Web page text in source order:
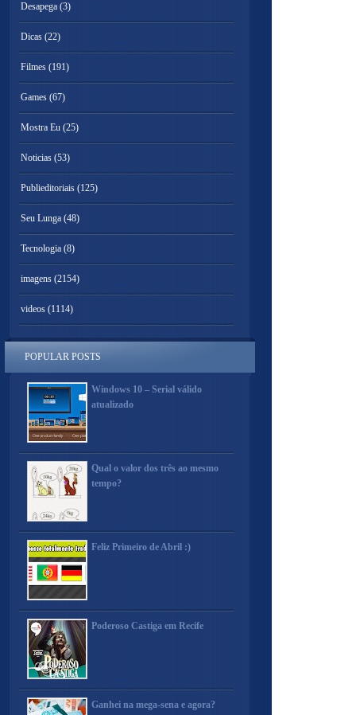
Desapega (3)
Dicas (22)
Filmes (191)
Games (67)
Mostra Eu (25)
Noticias (53)
Publieditoriais (125)
Seu Lunga (48)
Tecnologia (8)
imagens (2154)
videos (1114)
POPULAR POSTS
Windows 10 – Serial válido
atualizado
Qual o valor dos três ao mesmo
tempo?
Feliz Primeiro de Abril :)
Poderoso Castiga em Recife
Ganhei na mega-sena e agora?